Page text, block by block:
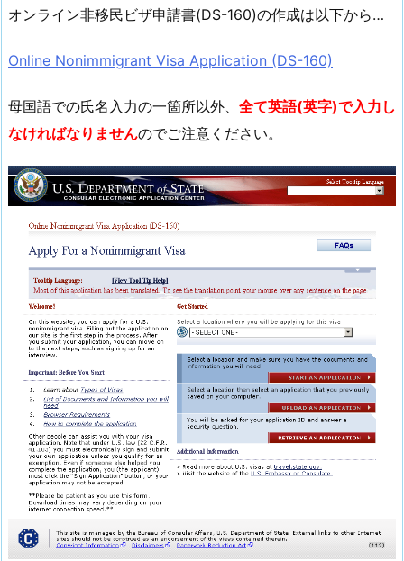
オンライン非移民ビザ申請書(DS-160)の作成は以下から…
Online Nonimmigrant Visa Application (DS-160)
母国語での氏名入力の一箇所以外、 全て英語(英字)で入力し
なければなりませんのでご注意ください。